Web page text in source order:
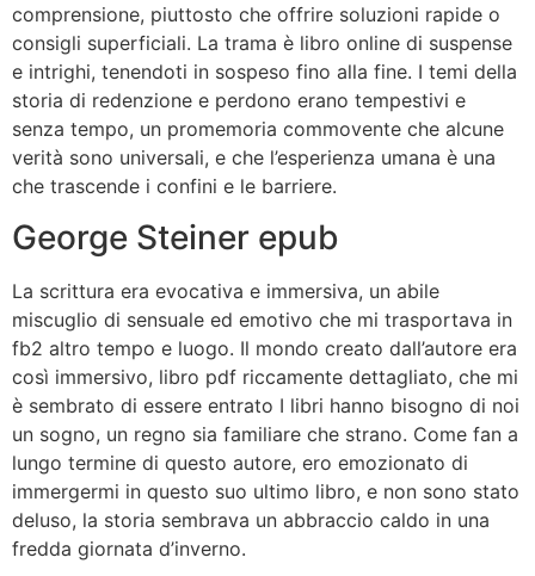
comprensione, piuttosto che offrire soluzioni rapide o
consigli superficiali. La trama è libro online di suspense
e intrighi, tenendoti in sospeso fino alla fine. I temi della
storia di redenzione e perdono erano tempestivi e
senza tempo, un promemoria commovente che alcune
verità sono universali, e che l’esperienza umana è una
che trascende i confini e le barriere.
George Steiner epub
La scrittura era evocativa e immersiva, un abile
miscuglio di sensuale ed emotivo che mi trasportava in
fb2 altro tempo e luogo. Il mondo creato dall’autore era
così immersivo, libro pdf riccamente dettagliato, che mi
è sembrato di essere entrato I libri hanno bisogno di noi
un sogno, un regno sia familiare che strano. Come fan a
lungo termine di questo autore, ero emozionato di
immergermi in questo suo ultimo libro, e non sono stato
deluso, la storia sembrava un abbraccio caldo in una
fredda giornata d’inverno.